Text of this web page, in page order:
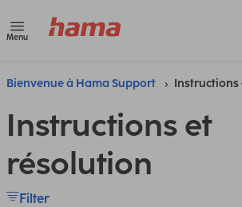
Menu
Bienvenue à Hama Support Instructions
Instructions et
résolution
Filter